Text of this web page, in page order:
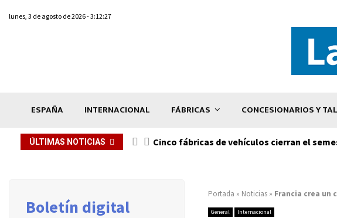
lunes, 3 de agosto de 2026 - 3:12:27
ESPAÑA INTERNACIONAL FÁBRICAS CONCESIONARIOS Y
ÚLTIMAS NOTICIAS Cinco fábricas de vehículos cierran el
Portada » Noticias » Francia crea un
General Internacional
Boletín digital